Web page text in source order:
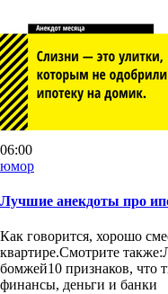
06:00
юмор
Лучшие анекдоты про
Как говорится, хорошо
квартире.Смотрите
бомжей10 признаков, что
финансы, деньги и банки